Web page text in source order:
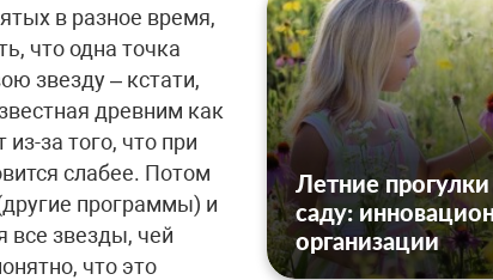
в разное время,
что одна точка
звезду – кстати,
древним как
за того, что при
слабее. Потом
программы) и
звезды, чей
что это
Летние
саду:
организации